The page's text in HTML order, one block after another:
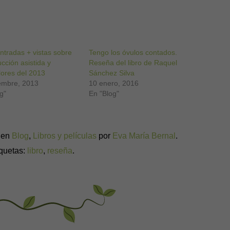
+ vistas sobre
asistida y
del 2013
2013
Tengo los óvulos contados.
Reseña del libro de Raquel
Sánchez Silva
10 enero, 2016
En "Blog"
Blog, Libros y películas por Eva María Bernal .
libro, reseña.